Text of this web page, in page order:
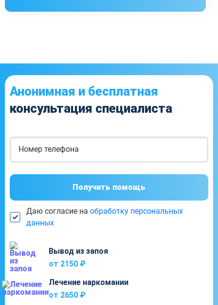
Анонимная и бесплатная
консультация специалиста
Получить помощь
Даю согласие на обработку персональных
данных
Вывод из запоя
от 2150 ₽
Лечение наркомании
от 2650 ₽